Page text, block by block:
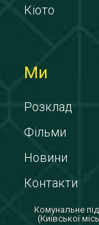
Кіото
Ми
Розклад
Фільми
Новини
Контакти
Комунальне
(Київської